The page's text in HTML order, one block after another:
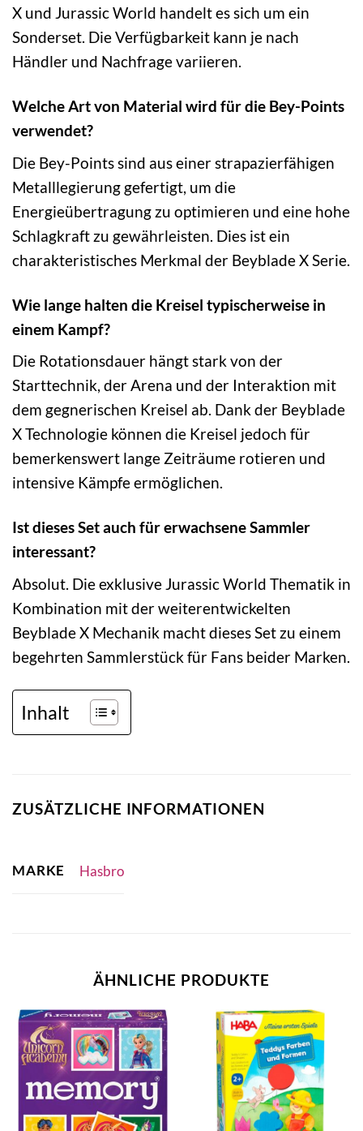
X und Jurassic World handelt es sich um ein
Sonderset. Die Verfügbarkeit kann je nach
Händler und Nachfrage variieren.
Welche Art von Material wird für die Bey-Points
verwendet?
Die Bey-Points sind aus einer strapazierfähigen
Metalllegierung gefertigt, um die
Energieübertragung zu optimieren und eine hohe
Schlagkraft zu gewährleisten. Dies ist ein
charakteristisches Merkmal der Beyblade X Serie.
Wie lange halten die Kreisel typischerweise in
einem Kampf?
Die Rotationsdauer hängt stark von der
Starttechnik, der Arena und der Interaktion mit
dem gegnerischen Kreisel ab. Dank der Beyblade
X Technologie können die Kreisel jedoch für
bemerkenswert lange Zeiträume rotieren und
intensive Kämpfe ermöglichen.
Ist dieses Set auch für erwachsene Sammler
interessant?
Absolut. Die exklusive Jurassic World Thematik in
Kombination mit der weiterentwickelten
Beyblade X Mechanik macht dieses Set zu einem
begehrten Sammlerstück für Fans beider Marken.
Inhalt
ZUSÄTZLICHE INFORMATIONEN
MARKE Hasbro
ÄHNLICHE PRODUKTE